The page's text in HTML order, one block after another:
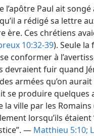
l’apôtre Paul ait songé
a rédigé sa lettre
ère. Ces chrétiens
10:32-39). Seule
conformer à
devraient fuir quand
armées qu’on
se produire quelques
ville par les Romains
lorsqu’ils étaient
— Matthieu 5:10;